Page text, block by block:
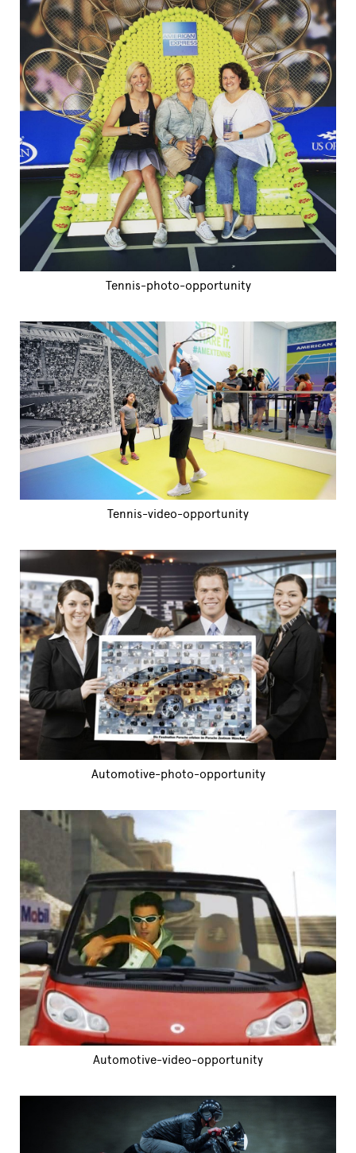
Tennis-photo-opportunity
Tennis-video-opportunity
Automotive-photo-opportunity
Automotive-video-opportunity